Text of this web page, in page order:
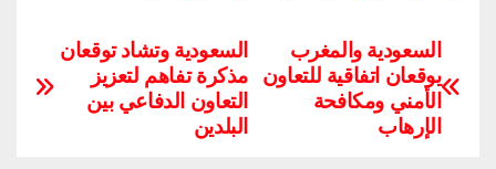
c
e
b
at
s
A
tt
er
e
ail
e
gr
a
k
e
dI
p
y
Li
السعودية وتشاد توقعان
مذكرة تفاهم لتعزيز
التعاون الدفاعي بين
البلدين
السعودية والمغرب
يوقعان اتفاقية للتعاون
الأمني ومكافحة
الإرهاب